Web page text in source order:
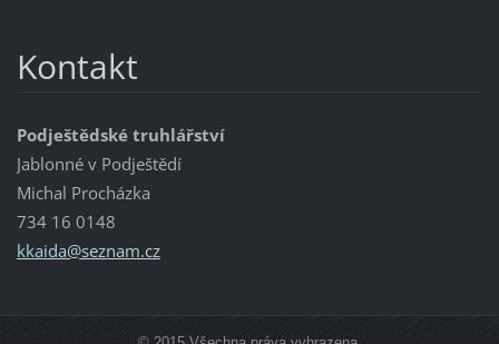
Kontakt
Podještědské truhlářství
Jablonné v Podještědí
Michal Procházka
734 16 0148
kkaida@seznam.cz